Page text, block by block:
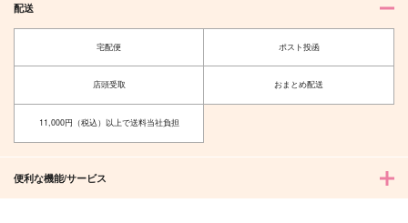
配送
宅配便 ポスト投函
店頭受取 おまとめ配送
11,000円（税込）以上で送料当社負担
便利な機能/サービス